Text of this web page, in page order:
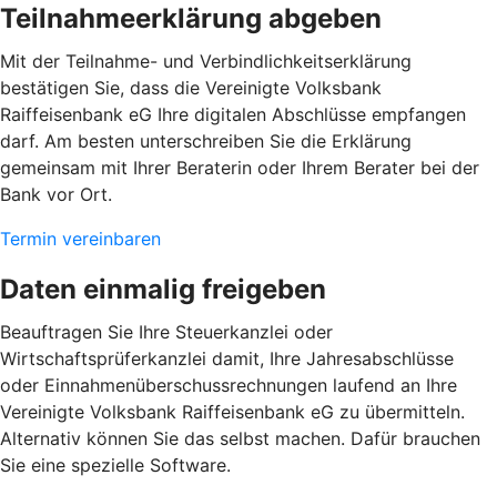
Teilnahmeerklärung abgeben
Mit der Teilnahme- und Verbindlichkeitserklärung
bestätigen Sie, dass die Vereinigte Volksbank
Raiffeisenbank eG Ihre digitalen Abschlüsse empfangen
darf. Am besten unterschreiben Sie die Erklärung
gemeinsam mit Ihrer Beraterin oder Ihrem Berater bei der
Bank vor Ort.
Termin vereinbaren
Daten einmalig freigeben
Beauftragen Sie Ihre Steuerkanzlei oder
Wirtschaftsprüferkanzlei damit, Ihre Jahresabschlüsse
oder Einnahmenüberschussrechnungen laufend an Ihre
Vereinigte Volksbank Raiffeisenbank eG zu übermitteln.
Alternativ können Sie das selbst machen. Dafür brauchen
Sie eine spezielle Software.